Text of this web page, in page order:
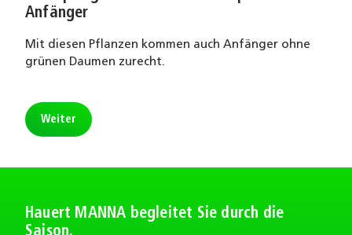
Anfänger
Mit diesen Pflanzen kommen auch Anfänger ohne
grünen Daumen zurecht.
Weiter
Hauert MANNA begleitet Sie durch die